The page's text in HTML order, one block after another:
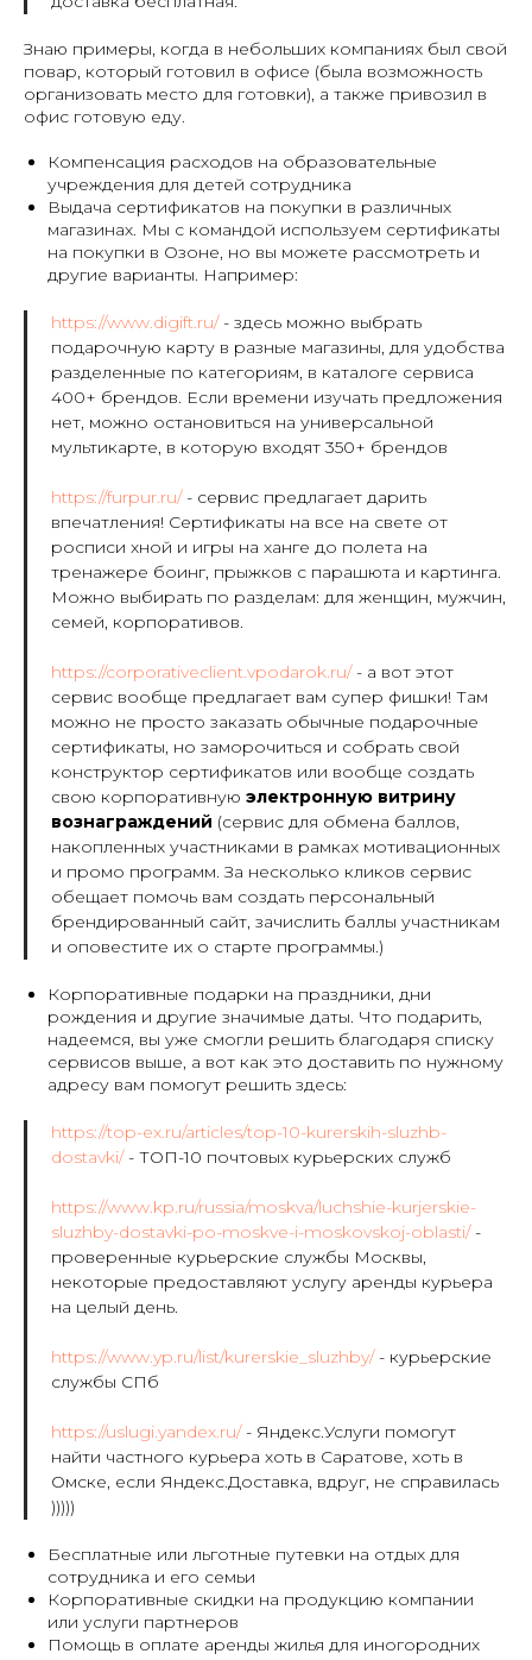
Знаю примеры, когда в небольших компаниях был свой
повар, который готовил в офисе (была возможность
организовать место для готовки), а также привозил в
офис готовую еду.
Компенсация расходов на образовательные
учреждения для детей сотрудника
Выдача сертификатов на покупки в различных
магазинах. Мы с командой используем сертификаты
на покупки в Озоне, но вы можете рассмотреть и
другие варианты. Например:
https://www.digift.ru/- здесь можно выбрать
подарочную карту в разные магазины, для удобства
разделенные по категориям, в каталоге сервиса
400+ брендов. Если времени изучать предложения
нет, можно остановиться на универсальной
мультикарте, в которую входят 350+ брендов
https://furpur.ru/- сервис предлагает дарить
впечатления! Сертификаты на все на свете от
росписи хной и игры на ханге до полета на
тренажере боинг, прыжков с парашюта и картинга.
Можно выбирать по разделам: для женщин, мужчин,
семей, корпоративов.
https://corporativeclient.vpodarok.ru/- а вот этот
сервис вообще предлагает вам супер фишки! Там
можно не просто заказать обычные подарочные
сертификаты, но заморочиться и собрать свой
конструктор сертификатов или вообще создать
свою корпоративную электронную витрину
вознаграждений (сервис для обмена баллов,
накопленных участниками в рамках мотивационных
и промо программ. За несколько кликов сервис
обещает помочь вам создать персональный
брендированный сайт, зачислить баллы участникам
и оповестите их о старте программы.)
Корпоративные подарки на праздники, дни
рождения и другие значимые даты. Что подарить,
надеемся, вы уже смогли решить благодаря списку
сервисов выше, а вот как это доставить по нужному
адресу вам помогут решить здесь:
https://top-ex.ru/articles/top-10-kurerskih-sluzhb-
dostavki/- ТОП-10 почтовых курьерских служб
https://www.kp.ru/russia/moskva/luchshie-kurjerskie-
sluzhby-dostavki-po-moskve-i-moskovskoj-oblasti/-
проверенные курьерские службы Москвы,
некоторые предоставляют услугу аренды курьера
на целый день.
https://www.yp.ru/list/kurerskie_sluzhby/- курьерские
службы СПб
https://uslugi.yandex.ru/- Яндекс.Услуги помогут
найти частного курьера хоть в Саратове, хоть в
Омске, если Яндекс.Доставка, вдруг, не справилась
)))))
Бесплатные или льготные путевки на отдых для
сотрудника и его семьи
Корпоративные скидки на продукцию компании
или услуги партнеров
Помощь в оплате аренды жилья для иногородних